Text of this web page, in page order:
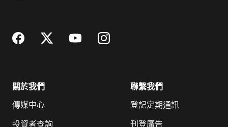
關於我們
傳媒中心
投資者查詢
聯繫我們
登記定期通訊
刊登廣告